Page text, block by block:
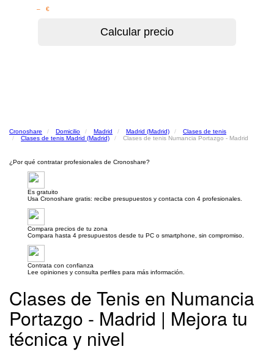
– €
Cronoshare Domicilio Madrid Madrid (Madrid)
Clases de tenis
Clases de tenis Madrid (Madrid)
Clases de tenis Numancia Portazgo - Madrid
¿Por qué contratar profesionales de Cronoshare?
Es gratuito
Usa Cronoshare gratis: recibe presupuestos y contacta con 4 profesionales.
Compara precios de tu zona
Compara hasta 4 presupuestos desde tu PC o smartphone, sin compromiso.
Contrata con confianza
Lee opiniones y consulta perfiles para más información.
Clases de Tenis en Numancia
Portazgo - Madrid | Mejora tu
técnica y nivel